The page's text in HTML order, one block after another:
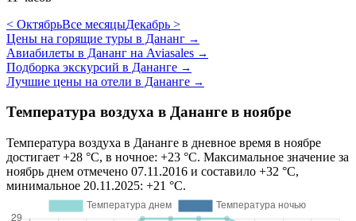
< ОктябрьВсе месяцыДекабрь >
Цены на горящие туры в Дананг →
Авиабилеты в Дананг на Aviasales →
Подборка экскурсий в Дананге →
Лучшие цены на отели в Дананге →
Температура воздуха в Дананге в ноябре
Температура воздуха в Дананге в дневное время в ноябре
достигает +28 °C, в ночное: +23 °C. Максимальное значение за
ноябрь днем отмечено 07.11.2016 и составило +32 °C,
минимальное 20.11.2025: +21 °C.